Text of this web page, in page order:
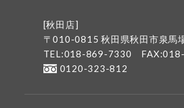
[秋田店]
〒010-0815 秋田県秋田市泉馬
TEL:018-869-7330
0120-323-812